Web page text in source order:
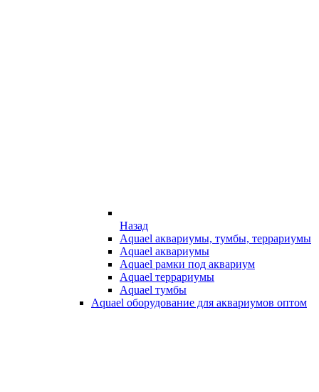
Назад
Aquael аквариумы, тумбы, террариумы
Aquael аквариумы
Aquael рамки под аквариум
Aquael террариумы
Aquael тумбы
Aquael оборудование для аквариумов оптом